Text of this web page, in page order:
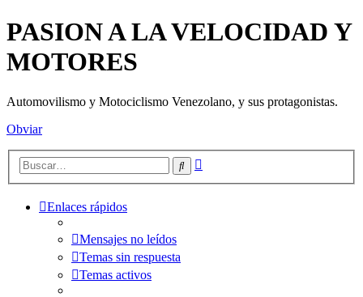
PASION A LA VELOCIDAD Y
MOTORES
Automovilismo y Motociclismo Venezolano, y sus protagonistas.
Obviar
Buscar
Enlaces rápidos
Mensajes no leídos
Temas sin respuesta
Temas activos